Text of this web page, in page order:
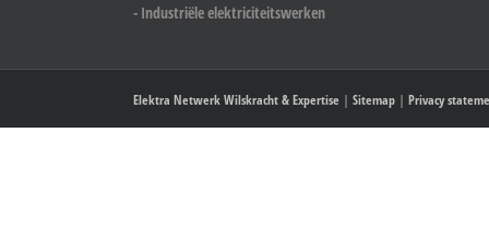
- Industriële elektriciteitswerken
Elektra Netwerk Wilskracht & Expertise | Sitemap | Privacy